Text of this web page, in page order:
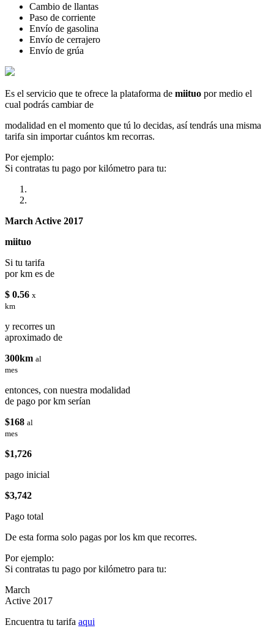
Cambio de llantas
Paso de corriente
Envío de gasolina
Envío de cerrajero
Envío de grúa
Es el servicio que te ofrece la plataforma de miituo por medio el
cual podrás cambiar de
modalidad en el momento que tú lo decidas, así tendrás una misma
tarifa sin importar cuántos km recorras.
Por ejemplo:
Si contratas tu pago por kilómetro para tu:
March Active 2017
miituo
Si tu tarifa
por km es de
$ 0.56 x
km
y recorres un
aproximado de
300km al
mes
entonces, con nuestra modalidad
de pago por km serían
$168 al
mes
$1,726
pago inicial
$3,742
Pago total
De esta forma solo pagas por los km que recorres.
Por ejemplo:
Si contratas tu pago por kilómetro para tu:
March
Active 2017
Encuentra tu tarifa aqui